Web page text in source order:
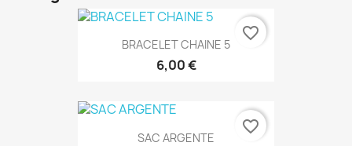
BRACELET CHAINE 5
6,00 €
favorite_border
SAC ARGENTE
favorite_border